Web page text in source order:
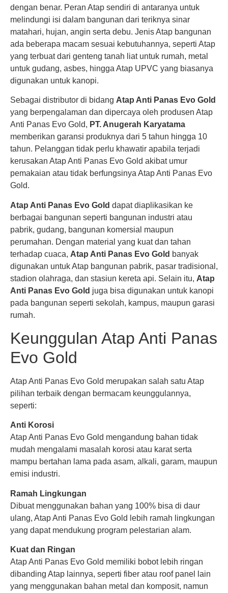
dengan benar. Peran Atap sendiri di antaranya untuk
melindungi isi dalam bangunan dari teriknya sinar
matahari, hujan, angin serta debu. Jenis Atap bangunan
ada beberapa macam sesuai kebutuhannya, seperti Atap
yang terbuat dari genteng tanah liat untuk rumah, metal
untuk gudang, asbes, hingga Atap UPVC yang biasanya
digunakan untuk kanopi.
Sebagai distributor di bidang Atap Anti Panas Evo Gold
yang berpengalaman dan dipercaya oleh produsen Atap
Anti Panas Evo Gold, PT. Anugerah Karyatama
memberikan garansi produknya dari 5 tahun hingga 10
tahun. Pelanggan tidak perlu khawatir apabila terjadi
kerusakan Atap Anti Panas Evo Gold akibat umur
pemakaian atau tidak berfungsinya Atap Anti Panas Evo
Gold.
Atap Anti Panas Evo Gold dapat diaplikasikan ke
berbagai bangunan seperti bangunan industri atau
pabrik, gudang, bangunan komersial maupun
perumahan. Dengan material yang kuat dan tahan
terhadap cuaca, Atap Anti Panas Evo Gold banyak
digunakan untuk Atap bangunan pabrik, pasar tradisional,
stadion olahraga, dan stasiun kereta api. Selain itu, Atap
Anti Panas Evo Gold juga bisa digunakan untuk kanopi
pada bangunan seperti sekolah, kampus, maupun garasi
rumah.
Keunggulan Atap Anti Panas
Evo Gold
Atap Anti Panas Evo Gold merupakan salah satu Atap
pilihan terbaik dengan bermacam keunggulannya,
seperti:
Anti Korosi
Atap Anti Panas Evo Gold mengandung bahan tidak
mudah mengalami masalah korosi atau karat serta
mampu bertahan lama pada asam, alkali, garam, maupun
emisi industri.
Ramah Lingkungan
Dibuat menggunakan bahan yang 100% bisa di daur
ulang, Atap Anti Panas Evo Gold lebih ramah lingkungan
yang dapat mendukung program pelestarian alam.
Kuat dan Ringan
Atap Anti Panas Evo Gold memiliki bobot lebih ringan
dibanding Atap lainnya, seperti fiber atau roof panel lain
yang menggunakan bahan metal dan komposit, namun